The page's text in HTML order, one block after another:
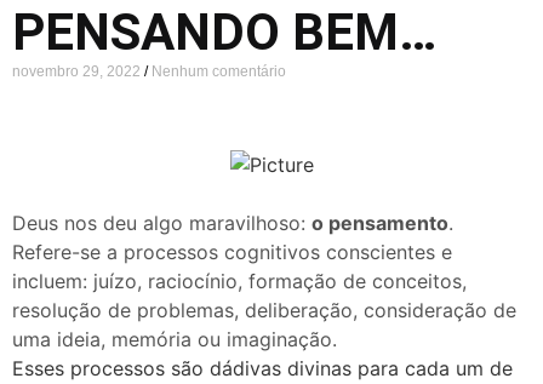
PENSANDO BEM…
novembro 29, 2022 Nenhum comentário
Deus nos deu algo maravilhoso: o pensamento.
Refere-se a processos cognitivos conscientes e
incluem: juízo, raciocínio, formação de conceitos,
resolução de problemas, deliberação, consideração de
uma ideia, memória ou imaginação.
Esses processos são dádivas divinas para cada um de